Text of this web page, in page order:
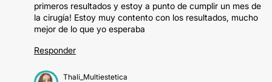
primeros resultados y estoy a punto de cumplir un mes de
la cirugía! Estoy muy contento con los resultados, mucho
mejor de lo que yo esperaba
Responder
Thali_Multiestetica